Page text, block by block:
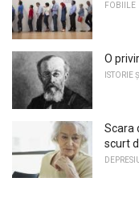
FOBIILE
O
ISTORIE
Scara
scurt